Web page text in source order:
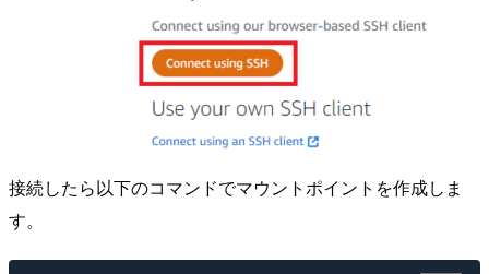
接続したら以下のコマンドでマウントポイントを作成しま
す。